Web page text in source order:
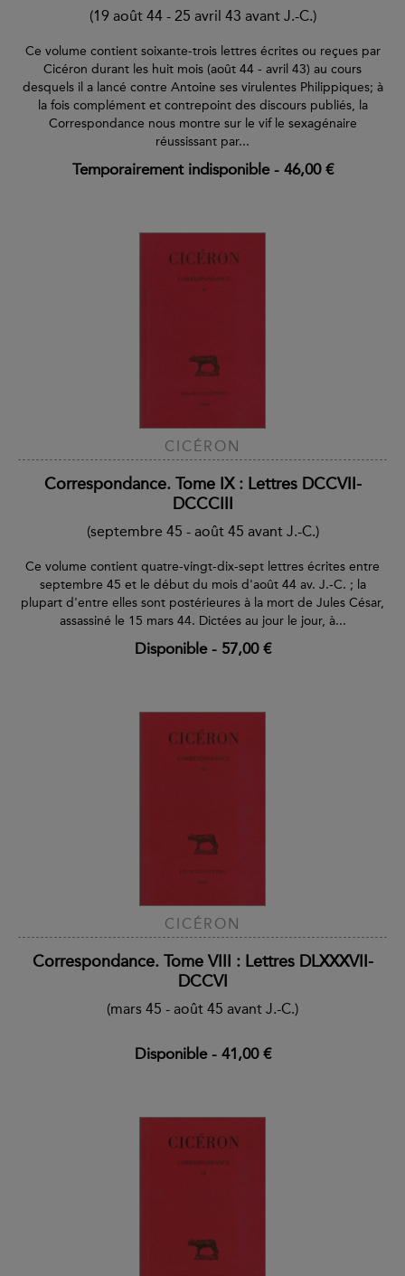
(19 août 44 - 25 avril 43 avant J.-C.)
Ce volume contient soixante-trois lettres écrites ou reçues par
Cicéron durant les huit mois (août 44 - avril 43) au cours
desquels il a lancé contre Antoine ses virulentes Philippiques; à
la fois complément et contrepoint des discours publiés, la
Correspondance nous montre sur le vif le sexagénaire
réussissant par...
Temporairement indisponible- 46,00 €
CICÉRON
Correspondance. Tome IX : Lettres DCCVII-
DCCCIII
(septembre 45 - août 45 avant J.-C.)
Ce volume contient quatre-vingt-dix-sept lettres écrites entre
septembre 45 et le début du mois d'août 44 av. J.-C. ; la
plupart d'entre elles sont postérieures à la mort de Jules César,
assassiné le 15 mars 44. Dictées au jour le jour, à...
Disponible- 57,00 €
CICÉRON
Correspondance. Tome VIII : Lettres DLXXXVII-
DCCVI
(mars 45 - août 45 avant J.-C.)
Disponible- 41,00 €